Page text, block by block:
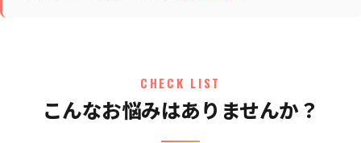
CHECK LIST
こんなお悩みはありませんか？